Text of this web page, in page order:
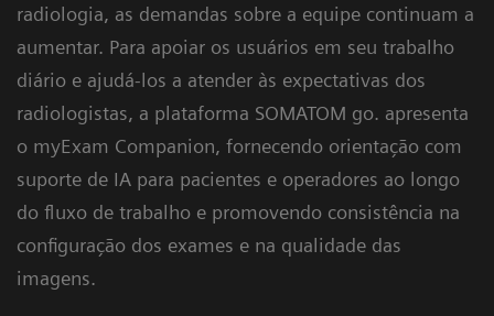
radiologia, as demandas sobre a equipe continuam a
aumentar. Para apoiar os usuários em seu trabalho
diário e ajudá-los a atender às expectativas dos
radiologistas, a plataforma SOMATOM go. apresenta
o myExam Companion, fornecendo orientação com
suporte de IA para pacientes e operadores ao longo
do fluxo de trabalho e promovendo consistência na
configuração dos exames e na qualidade das
imagens.